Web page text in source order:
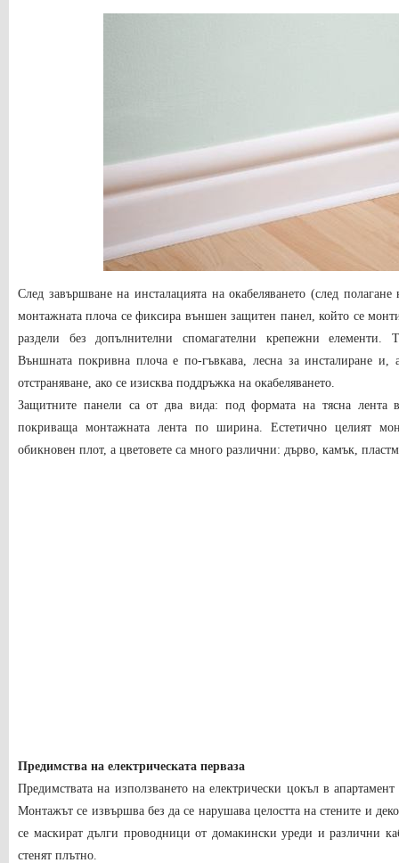
След завършване на инсталацията на окабеляването (след
монтажната плоча се фиксира външен защитен панел, който се
раздели без допълнителни спомагателни крепежни елементи.
Външната покривна плоча е по-гъвкава, лесна за инсталиране и,
отстраняване, ако се изисква поддръжка на окабеляването.
Защитните панели са от два вида: под формата на тясна лента
покриваща монтажната лента по ширина. Естетично целият
обикновен плот, а цветовете са много различни: дърво, камък,
Предимства на електрическата перваза
Предимствата на използването на електрически цокъл в
Монтажът се извършва без да се нарушава целостта на стените и
се маскират дълги проводници от домакински уреди и различни
стенят плътно.